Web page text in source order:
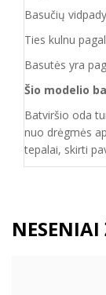
Basučių
Ties kulnu
Basutės yra
Šio modelio
Batviršio oda
nuo drėgmės
tepalai, skirti
NESENIAI